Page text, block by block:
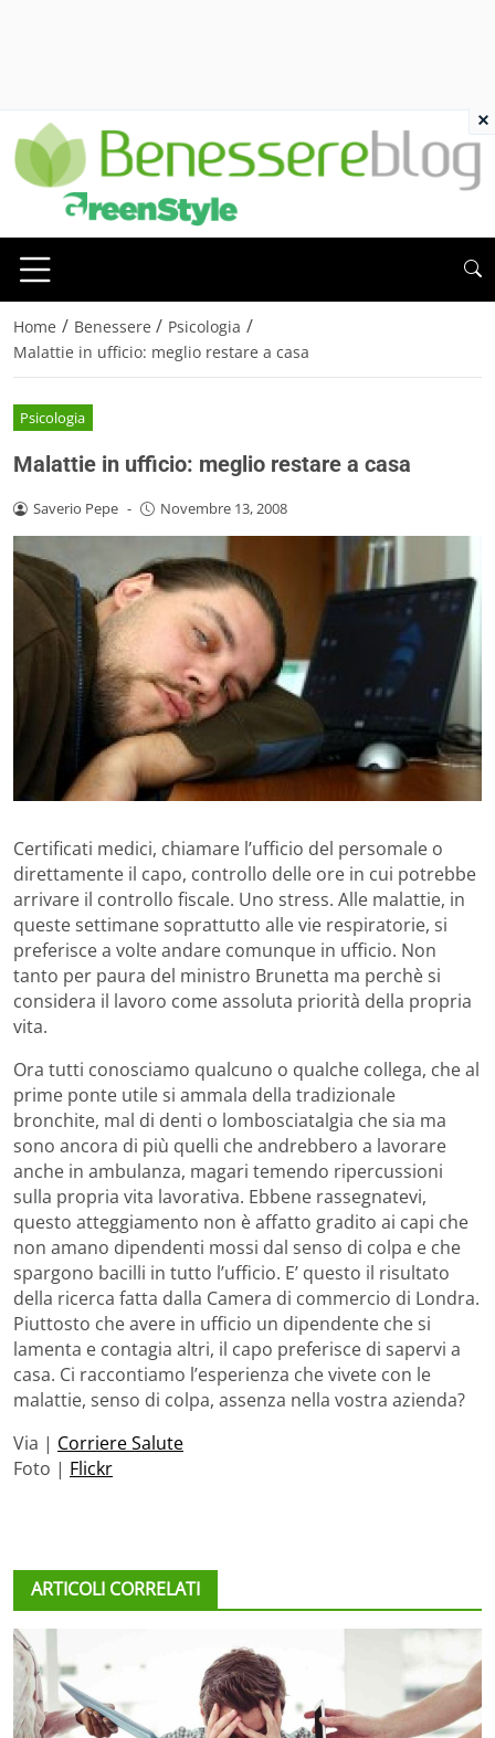
Home / Benessere / Psicologia /
Malattie in ufficio: meglio restare a casa
Psicologia
Malattie in ufficio: meglio restare a casa
Saverio Pepe - Novembre 13, 2008
Certificati medici, chiamare l’ufficio del persomale o
direttamente il capo, controllo delle ore in cui potrebbe
arrivare il controllo fiscale. Uno stress. Alle malattie, in
queste settimane soprattutto alle vie respiratorie, si
preferisce a volte andare comunque in ufficio. Non
tanto per paura del ministro Brunetta ma perchè si
considera il lavoro come assoluta priorità della propria
vita.
Ora tutti conosciamo qualcuno o qualche collega, che al
prime ponte utile si ammala della tradizionale
bronchite, mal di denti o lombosciatalgia che sia ma
sono ancora di più quelli che andrebbero a lavorare
anche in ambulanza, magari temendo ripercussioni
sulla propria vita lavorativa. Ebbene rassegnatevi,
questo atteggiamento non è affatto gradito ai capi che
non amano dipendenti mossi dal senso di colpa e che
spargono bacilli in tutto l’ufficio. E’ questo il risultato
della ricerca fatta dalla Camera di commercio di Londra.
Piuttosto che avere in ufficio un dipendente che si
lamenta e contagia altri, il capo preferisce di sapervi a
casa. Ci raccontiamo l’esperienza che vivete con le
malattie, senso di colpa, assenza nella vostra azienda?
Via | Corriere Salute
Foto | Flickr
ARTICOLI CORRELATI
×